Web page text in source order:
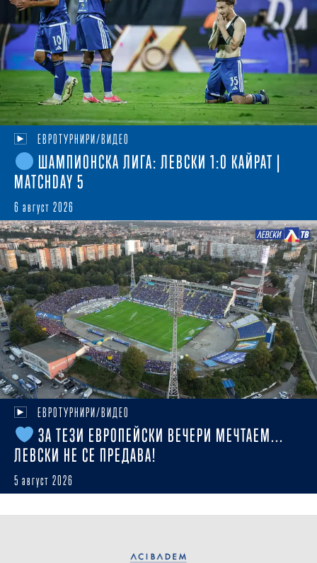
ЕВРОТУРНИРИ/ВИДЕО
ШАМПИОНСКА ЛИГА: ЛЕВСКИ 1:0 КАЙРАТ |
MATCHDAY 5
6 август 2026
ЕВРОТУРНИРИ/ВИДЕО
ЗА ТЕЗИ ЕВРОПЕЙСКИ ВЕЧЕРИ МЕЧТАЕМ...
ЛЕВСКИ НЕ СЕ ПРЕДАВА!
5 август 2026